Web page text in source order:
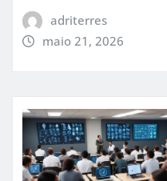
adriterres
maio 21, 2026